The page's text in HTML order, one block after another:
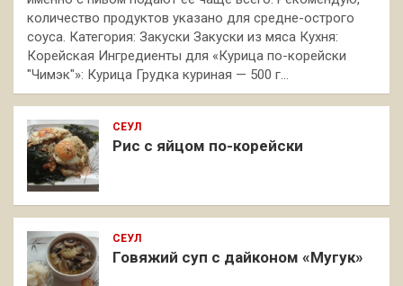
количество продуктов указано для средне-острого
соуса. Категория: Закуски Закуски из мяса Кухня:
Корейская Ингредиенты для «Курица по-корейски
"Чимэк"»: Курица Грудка куриная — 500 г…
СЕУЛ
Рис с яйцом по-корейски
СЕУЛ
Говяжий суп с дайконом «Мугук»